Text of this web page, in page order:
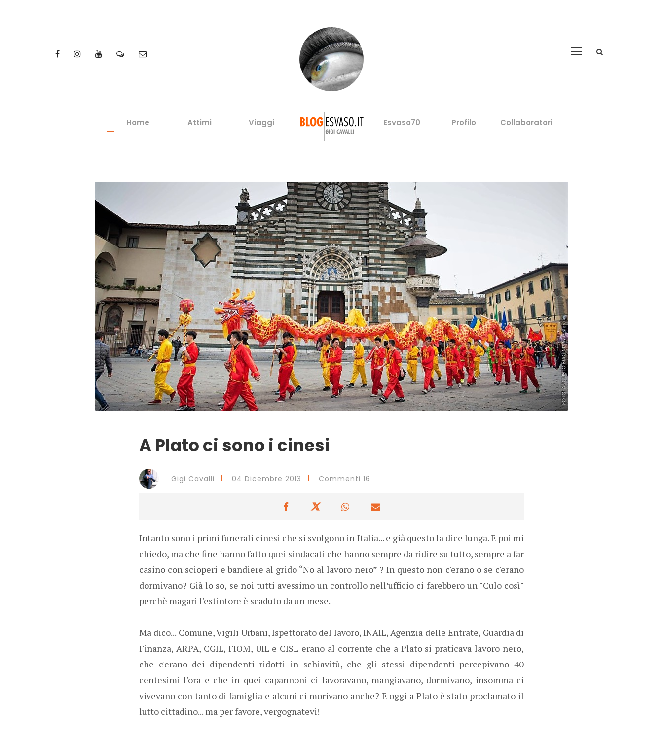
Home Attimi Viaggi Esvaso70 Profilo Collaboratori
A Plato ci sono i cinesi
Gigi Cavalli 04 Dicembre 2013 Commenti 16
Intanto sono i primi funerali cinesi che si svolgono in Italia... e già questo la dice lunga. E poi mi
chiedo, ma che fine hanno fatto quei sindacati che hanno sempre da ridire su tutto, sempre a far
casino con scioperi e bandiere al grido “No al lavoro nero” ? In questo non c'erano o se c'erano
dormivano? Già lo so, se noi tutti avessimo un controllo nell’ufficio ci farebbero un "Culo così"
perchè magari l'estintore è scaduto da un mese.
Ma dico... Comune, Vigili Urbani, Ispettorato del lavoro, INAIL, Agenzia delle Entrate, Guardia di
Finanza, ARPA, CGIL, FIOM, UIL e CISL erano al corrente che a Plato si praticava lavoro nero,
che c'erano dei dipendenti ridotti in schiavitù, che gli stessi dipendenti percepivano 40
centesimi l'ora e che in quei capannoni ci lavoravano, mangiavano, dormivano, insomma ci
vivevano con tanto di famiglia e alcuni ci morivano anche? E oggi a Plato è stato proclamato il
lutto cittadino... ma per favore, vergognatevi!